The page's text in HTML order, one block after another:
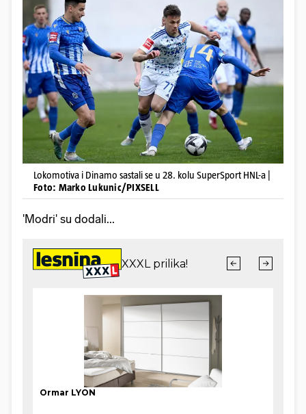
Lokomotiva i Dinamo sastali se u 28. kolu SuperSport HNL-a |
Foto: Marko Lukunic/PIXSELL
'Modri' su dodali...